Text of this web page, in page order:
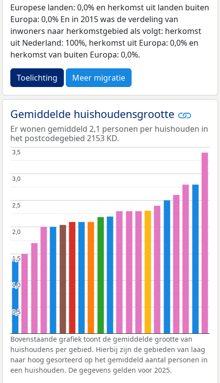
Europese landen: 0,0% en herkomst uit landen buiten
Europa: 0,0% En in 2015 was de verdeling van
inwoners naar herkomstgebied als volgt: herkomst
uit Nederland: 100%, herkomst uit Europa: 0,0% en
herkomst van buiten Europa: 0,0%.
Toelichting Meer migratie
Gemiddelde huishoudensgrootte
Er wonen gemiddeld 2,1 personen per huishouden in
het postcodegebied 2153 KD.
0,5
0,5
1,0
1,0
1,5
1,5
2,0
2,0
2,5
2,5
3,0
3,0
3,5
3,5
Bovenstaande grafiek toont de gemiddelde grootte van
huishoudens per gebied. Hierbij zijn de gebieden van laag
naar hoog gesorteerd op het gemiddeld aantal personen in
een huishouden. De gegevens gelden voor 2025.